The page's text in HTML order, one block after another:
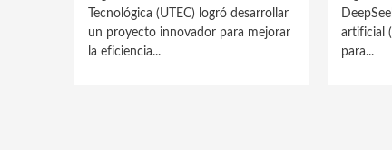
Tecnológica (UTEC) logró desarrollar
un proyecto innovador para mejorar
la eficiencia...
artificial
para...